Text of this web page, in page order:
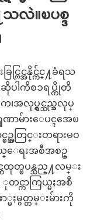
လဲ။ၿပစ္ဒ
ြင္အနိုင္က်င္႔ခံရသ
ါကိစၥရပ္ကိုတိ
၊အလုပ္ရွင္သည္အလုပ္
ဏာမ်ားေပၚအေၿ
ဥ္အတြင္းတရားမဝ
ြယ္ေရးအစီအစဥ္
ထုတ္ၿပန္သည္႔လမ္း
င္ကာကြယ္မႈအစီ
မႈမွတ္တမ္းမ်ားကို